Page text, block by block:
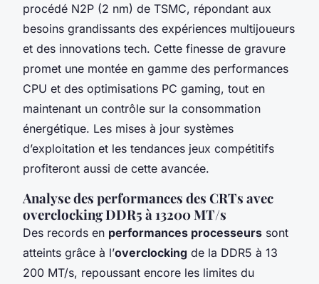
procédé N2P (2 nm) de TSMC, répondant aux
besoins grandissants des expériences multijoueurs
et des innovations tech. Cette finesse de gravure
promet une montée en gamme des performances
CPU et des optimisations PC gaming, tout en
maintenant un contrôle sur la consommation
énergétique. Les mises à jour systèmes
d’exploitation et les tendances jeux compétitifs
profiteront aussi de cette avancée.
Analyse des performances des CRTs avec
overclocking DDR5 à 13200 MT/s
Des records en performances processeurs sont
atteints grâce à l’overclocking de la DDR5 à 13
200 MT/s, repoussant encore les limites du